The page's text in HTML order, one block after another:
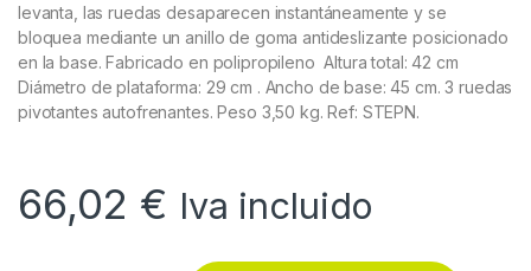
levanta, las ruedas desaparecen instantáneamente y se
bloquea mediante un anillo de goma antideslizante posicionado
en la base. Fabricado en polipropileno Altura total: 42 cm
Diámetro de plataforma: 29 cm . Ancho de base: 45 cm. 3 ruedas
pivotantes autofrenantes. Peso 3,50 kg. Ref: STEPN.
66,02 € Iva incluido